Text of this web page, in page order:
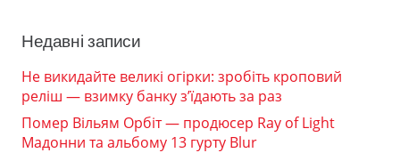
Недавні записи
Не викидайте великі огірки: зробіть кроповий
реліш — взимку банку з’їдають за раз
Помер Вільям Орбіт — продюсер Ray of Light
Мадонни та альбому 13 гурту Blur